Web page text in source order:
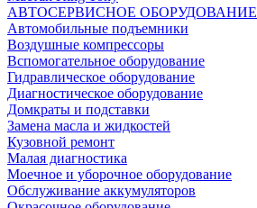
АВТОСЕРВИСНОЕ ОБОРУДОВАНИЕ
Автомобильные подъемники
Воздушные компрессоры
Вспомогательное оборудование
Гидравлическое оборудование
Диагностическое оборудование
Домкраты и подставки
Замена масла и жидкостей
Кузовной ремонт
Малая диагностика
Моечное и уборочное оборудование
Обслуживание аккумуляторов